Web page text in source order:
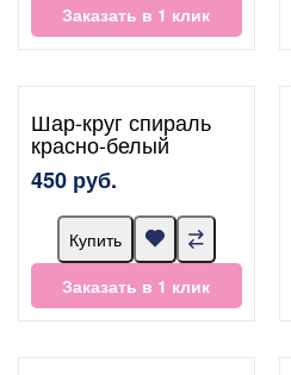
Заказать в 1 клик
Шар-круг спираль
красно-белый
450 руб.
Купить
Заказать в 1 клик